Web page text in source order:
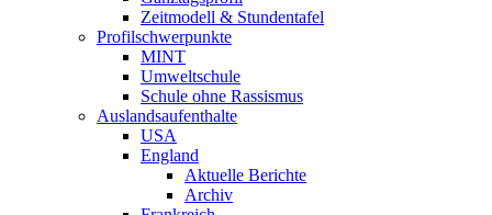
Zeitmodell & Stundentafel
Profilschwerpunkte
MINT
Umweltschule
Schule ohne Rassismus
Auslandsaufenthalte
USA
England
Aktuelle Berichte
Archiv